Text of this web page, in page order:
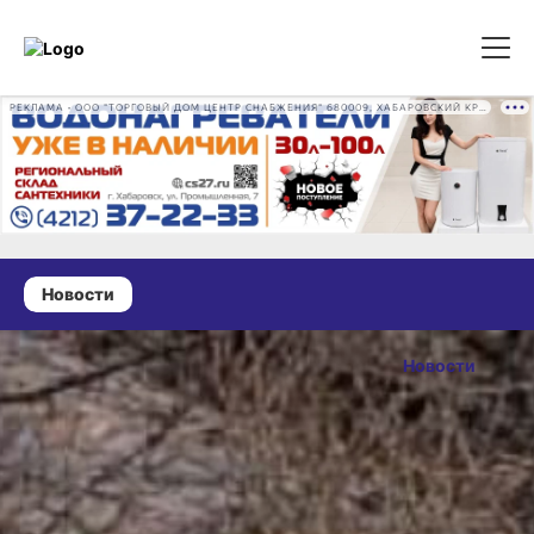
Новости
27 марта 2025 г., 18:39
Двадцать
шесть
деревьев
лиственницы
незаконно
Новости
ОПУБЛИКОВАНО
27 марта 2025 г., 18:39